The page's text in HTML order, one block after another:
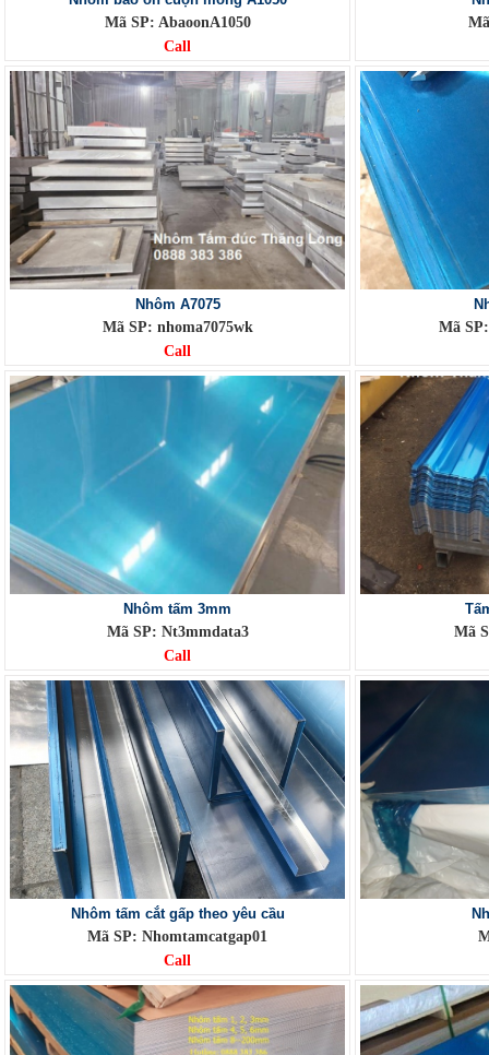
Mã SP: AbaoonA1050
Call
Nhôm A7075
Mã SP: nhoma7075wk
Call
Mã
Nhôm tấm 3mm
Mã SP: Nt3mmdata3
Call
Mã
Nhôm tấm cắt gấp theo yêu cầu
Mã SP: Nhomtamcatgap01
Call